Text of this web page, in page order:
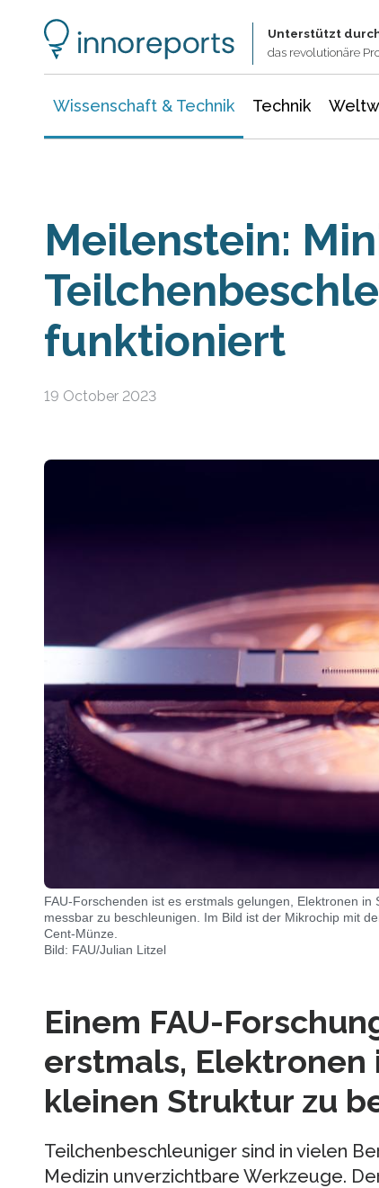
Unterstützt
das revolutionäre
Wissenschaft & Technik Technik
Meilenstein:
funktioniert
19 October 2023
FAU-Forschenden ist es erstmals gelungen, Elektronen
messbar zu beschleunigen. Im Bild ist der Mikrochip mit
Cent-Münze.
Bild: FAU/Julian Litzel
Einem FAU-
erstmals,
kleinen Struktur zu
Teilchenbeschleuniger sind in vielen
Medizin unverzichtbare Werkzeuge.